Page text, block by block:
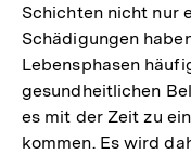
Schichten nicht nur
Schädigungen
Lebensphasen
gesundheitlichen
es mit der Zeit zu
kommen. Es wird